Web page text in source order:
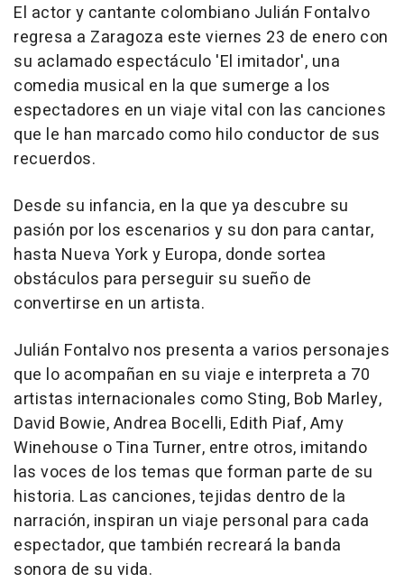
El actor y cantante colombiano Julián Fontalvo
regresa a Zaragoza este viernes 23 de enero con
su aclamado espectáculo 'El imitador', una
comedia musical en la que sumerge a los
espectadores en un viaje vital con las canciones
que le han marcado como hilo conductor de sus
recuerdos.
Desde su infancia, en la que ya descubre su
pasión por los escenarios y su don para cantar,
hasta Nueva York y Europa, donde sortea
obstáculos para perseguir su sueño de
convertirse en un artista.
Julián Fontalvo nos presenta a varios personajes
que lo acompañan en su viaje e interpreta a 70
artistas internacionales como Sting, Bob Marley,
David Bowie, Andrea Bocelli, Edith Piaf, Amy
Winehouse o Tina Turner, entre otros, imitando
las voces de los temas que forman parte de su
historia. Las canciones, tejidas dentro de la
narración, inspiran un viaje personal para cada
espectador, que también recreará la banda
sonora de su vida.